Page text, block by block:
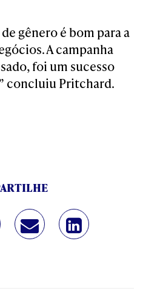
gênero é bom para a
A campanha
foi um sucesso
concluiu Pritchard.